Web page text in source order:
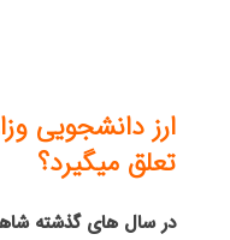
ارز دانشجویی
تعلق میگیرد؟
در سال های گذشته